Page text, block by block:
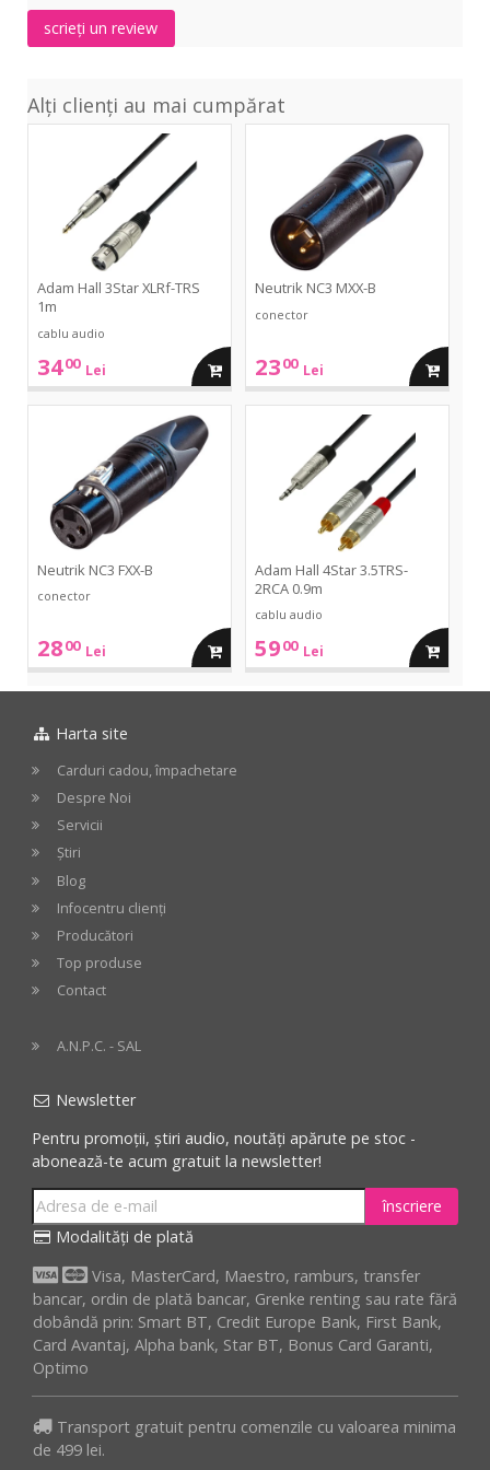
scrieți un review
Alți clienți au mai cumpărat
Adam Hall 3Star XLRf-TRS
1m
cablu audio
3400 Lei adauga
in
Neutrik NC3 MXX-B
conector
2300 Lei adauga
Neutrik NC3 FXX-B
conector
2800 Lei adauga
in
Adam Hall 4Star 3.5TRS-
2RCA 0.9m
cablu audio
5900 Lei adauga
in
Harta site
Carduri cadou, împachetare
Despre Noi
Servicii
Știri
Blog
Infocentru clienți
Producători
Top produse
Contact
A.N.P.C. - SAL
Newsletter
Pentru promoții, știri audio, noutăți apărute pe stoc -
abonează-te acum gratuit la newsletter!
înscriere
Modalități de plată
Visa, MasterCard, Maestro, ramburs, transfer
bancar, ordin de plată bancar, Grenke renting sau rate fără
dobândă prin: Smart BT, Credit Europe Bank, First Bank,
Card Avantaj, Alpha bank, Star BT, Bonus Card Garanti,
Optimo
Transport gratuit pentru comenzile cu valoarea minima
de 499 lei.